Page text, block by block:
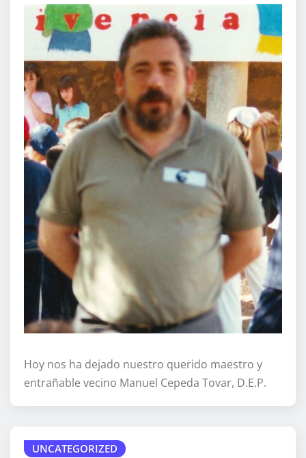
Hoy nos ha dejado nuestro querido maestro y
entrañable vecino Manuel Cepeda Tovar, D.E.P.
UNCATEGORIZED